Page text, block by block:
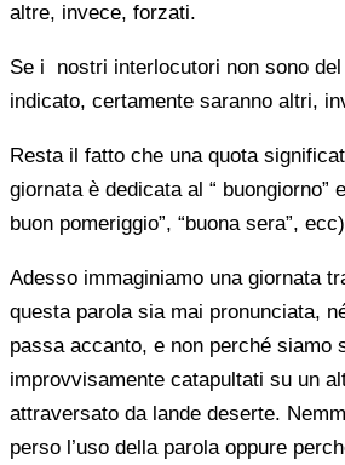
altre, invece, forzati.
Se i nostri interlocutori non sono del
indicato, certamente saranno altri,
Resta il fatto che una quota
giornata è dedicata al “ buongiorno”
buon pomeriggio”, “buona sera”,
Adesso immaginiamo una giornata
questa parola sia mai pronunciata,
passa accanto, e non perché siamo
improvvisamente catapultati su un
attraversato da lande deserte.
perso l’uso della parola oppure